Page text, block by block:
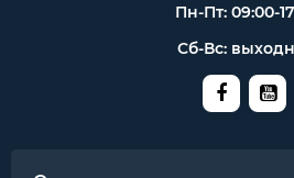
Пн-Пт: 09:00-
Сб-Вс: